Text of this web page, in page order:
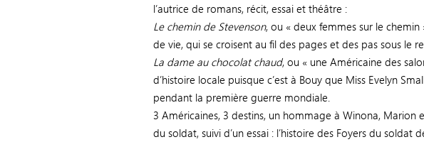
l’autrice de romans, récit, essai et théâtre :
Le chemin de Stevenson, ou « deux femmes sur le
de vie, qui se croisent au fil des pages et des pas sous le
La dame au chocolat chaud, ou « une Américaine des
d’histoire locale puisque c’est à Bouy que Miss Evelyn
pendant la première guerre mondiale.
3 Américaines, 3 destins, un hommage à Winona, Marion
du soldat, suivi d’un essai : l’histoire des Foyers du soldat